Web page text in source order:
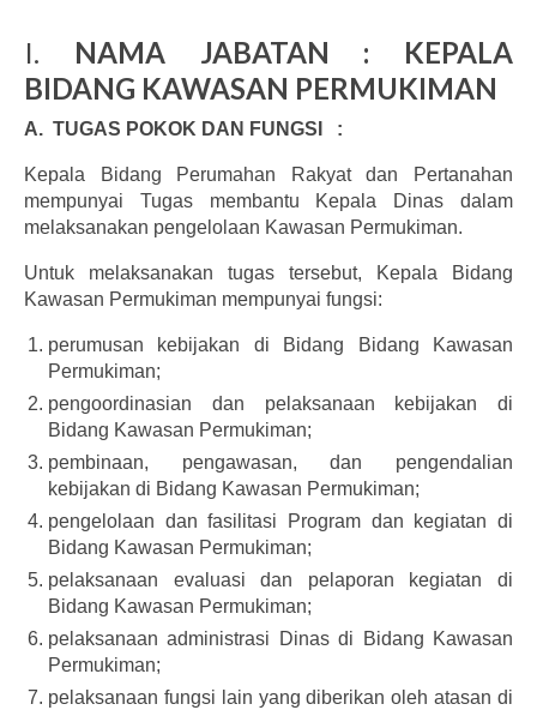
Layanan
Informasi
Download
Dokumentasi
Hubungi Kami
I. NAMA JABATAN : KEPALA
BIDANG KAWASAN PERMUKIMAN
A. TUGAS POKOK DAN FUNGSI :
Kepala Bidang Perumahan Rakyat dan Pertanahan
mempunyai Tugas membantu Kepala Dinas dalam
melaksanakan pengelolaan Kawasan Permukiman.
Untuk melaksanakan tugas tersebut, Kepala Bidang
Kawasan Permukiman mempunyai fungsi:
perumusan kebijakan di Bidang Bidang Kawasan
Permukiman;
pengoordinasian dan pelaksanaan kebijakan di
Bidang Kawasan Permukiman;
pembinaan, pengawasan, dan pengendalian
kebijakan di Bidang Kawasan Permukiman;
pengelolaan dan fasilitasi Program dan kegiatan di
Bidang Kawasan Permukiman;
pelaksanaan evaluasi dan pelaporan kegiatan di
Bidang Kawasan Permukiman;
pelaksanaan administrasi Dinas di Bidang Kawasan
Permukiman;
pelaksanaan fungsi lain yang diberikan oleh atasan di